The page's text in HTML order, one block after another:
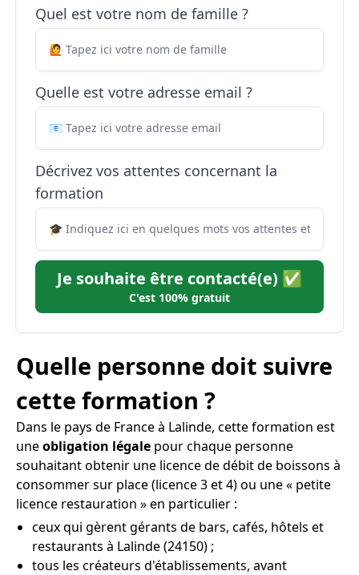
Quel est votre nom de famille ?
Quelle est votre adresse email ?
Décrivez vos attentes concernant la
formation
Je souhaite être contacté(e) ✅
C'est 100% gratuit
Quelle personne doit suivre
cette formation ?
Dans le pays de France à Lalinde, cette formation est
uneobligation légale pour chaque personne
souhaitant obtenir une licence de débit de boissons à
consommer sur place (licence 3 et 4) ou une « petite
licence restauration » en particulier :
ceux qui gèrent gérants de bars, cafés, hôtels et
restaurants à Lalinde (24150) ;
tous les créateurs d'établissements, avant